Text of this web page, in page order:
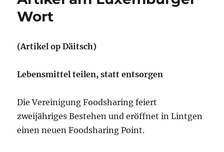
Wort
(Artikel op Däitsch)
Lebensmittel teilen, statt entsorgen
Die Vereinigung Foodsharing feiert
zweijähriges Bestehen und eröffnet in Lintgen
einen neuen Foodsharing Point.